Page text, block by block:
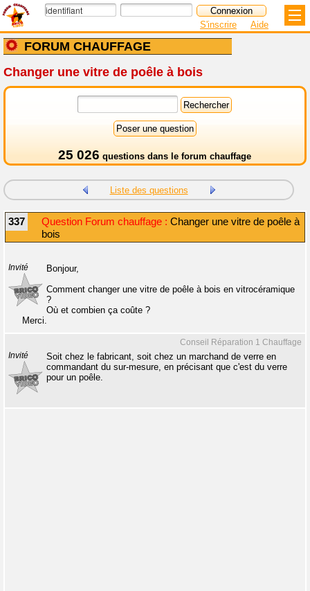
FORUM CHAUFFAGE
S'inscrire Aide
Changer une vitre de poêle à bois
25 026 questions dans le forum chauffage
Liste des questions
337 Question Forum chauffage : Changer une vitre de poêle à
bois
Invité
Bonjour,
Comment changer une vitre de poêle à bois en vitrocéramique
?
Où et combien ça coûte ?
Merci.
Conseil Réparation 1 Chauffage
Invité
Soit chez le fabricant, soit chez un marchand de verre en
commandant du sur-mesure, en précisant que c'est du verre
pour un poêle.